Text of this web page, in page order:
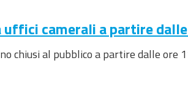
camerali a partire
chiusi al pubblico a partire dalle ore